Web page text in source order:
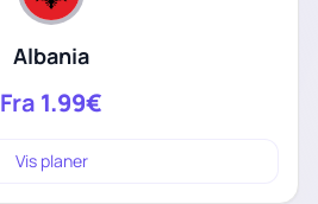
Albania
Fra 1.99€
Vis planer